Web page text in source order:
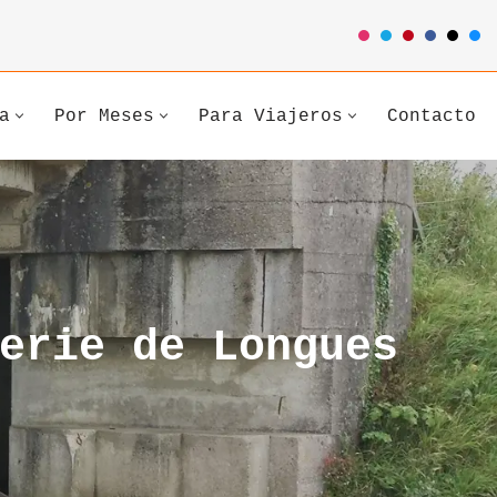
Por Meses Para Viajeros Contacto
de Longues